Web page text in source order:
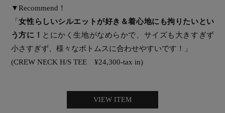
▼Recommend！
「女性らしいシルエットが好き＆着心地にも拘りたいとい
う方に！ とにかく生地がなめらかで、サイズも大きすぎず
小さすぎず、様々なボトムスに合わせやすいです！」
(CREW NECK H/S TEE ¥24,300-tax in)
VIEW ITEM